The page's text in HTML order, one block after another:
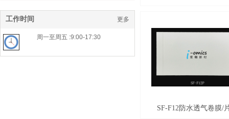
工作时间 更多
周一至周五 :9:00-17:30
SF-F12防水透气卷膜/